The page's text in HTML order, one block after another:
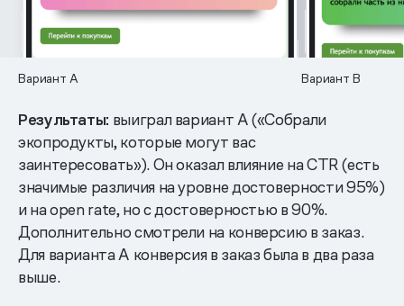
Вариант А Вариант В
Результаты: выиграл вариант А («Собрали
экопродукты, которые могут вас
заинтересовать»). Он оказал влияние на CTR (есть
значимые различия на уровне достоверности 95%)
и на open rate, но с достоверностью в 90%.
Дополнительно смотрели на конверсию в заказ.
Для варианта A конверсия в заказ была в два раза
выше.